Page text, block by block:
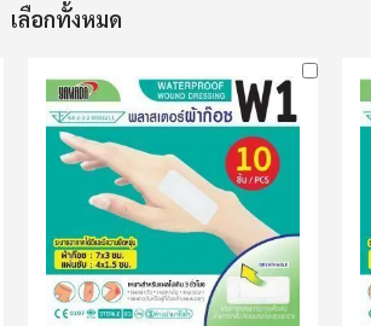
เลือกทั้งหมด